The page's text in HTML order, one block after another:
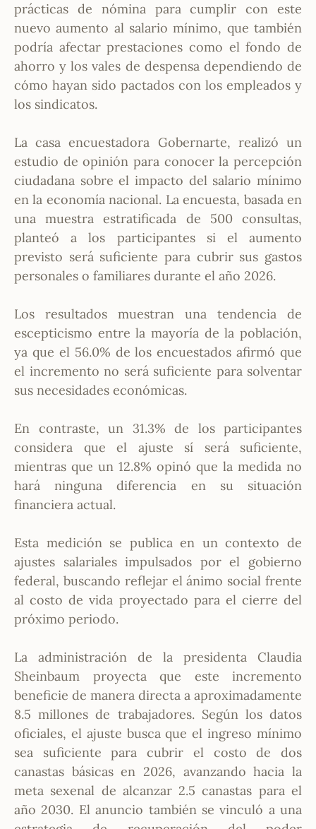
prácticas de nómina para cumplir con este
nuevo aumento al salario mínimo, que también
podría afectar prestaciones como el fondo de
ahorro y los vales de despensa dependiendo de
cómo hayan sido pactados con los empleados y
los sindicatos.
La casa encuestadora Gobernarte, realizó un
estudio de opinión para conocer la percepción
ciudadana sobre el impacto del salario mínimo
en la economía nacional. La encuesta, basada en
una muestra estratificada de 500 consultas,
planteó a los participantes si el aumento
previsto será suficiente para cubrir sus gastos
personales o familiares durante el año 2026.
Los resultados muestran una tendencia de
escepticismo entre la mayoría de la población,
ya que el 56.0% de los encuestados afirmó que
el incremento no será suficiente para solventar
sus necesidades económicas.
En contraste, un 31.3% de los participantes
considera que el ajuste sí será suficiente,
mientras que un 12.8% opinó que la medida no
hará ninguna diferencia en su situación
financiera actual.
Esta medición se publica en un contexto de
ajustes salariales impulsados por el gobierno
federal, buscando reflejar el ánimo social frente
al costo de vida proyectado para el cierre del
próximo periodo.
La administración de la presidenta Claudia
Sheinbaum proyecta que este incremento
beneficie de manera directa a aproximadamente
8.5 millones de trabajadores. Según los datos
oficiales, el ajuste busca que el ingreso mínimo
sea suficiente para cubrir el costo de dos
canastas básicas en 2026, avanzando hacia la
meta sexenal de alcanzar 2.5 canastas para el
año 2030. El anuncio también se vinculó a una